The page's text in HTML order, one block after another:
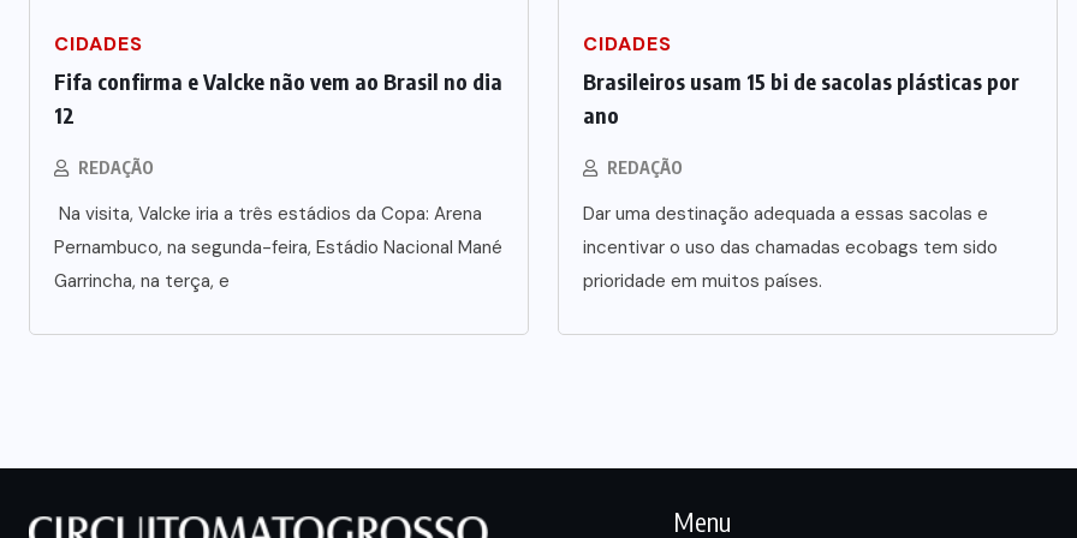
CIDADES
Fifa confirma e Valcke não vem ao Brasil no dia
12
REDAÇÃO
Na visita, Valcke iria a três estádios da Copa: Arena
Pernambuco, na segunda-feira, Estádio Nacional Mané
Garrincha, na terça, e
CIDADES
Brasileiros usam 15 bi de sacolas plásticas por
ano
REDAÇÃO
Dar uma destinação adequada a essas sacolas e
incentivar o uso das chamadas ecobags tem sido
prioridade em muitos países.
Menu